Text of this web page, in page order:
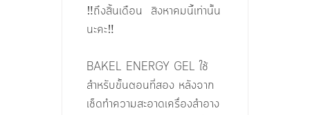
‼️ถึงสิ้นเดือน สิงหาคมนี้เท่านั้น
นะคะ‼️
BAKEL ENERGY GEL ใช้
สำหรับขั้นตอนที่สอง หลังจาก
เช็ดทำความสะอาดเครื่องสำอาง